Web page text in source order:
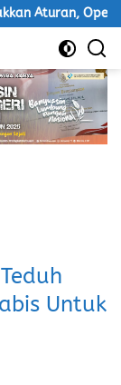
PKS
Untuk